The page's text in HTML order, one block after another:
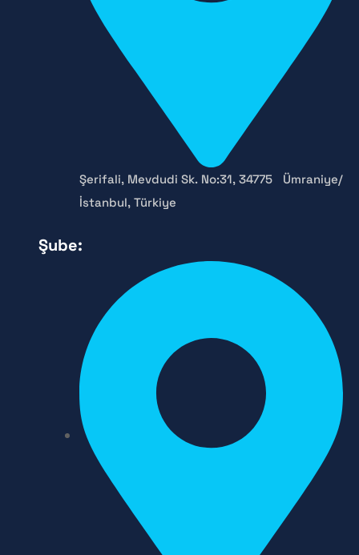
Şerifali, Mevdudi Sk. No:31, 34775 Ümraniye/
İstanbul, Türkiye
Şube: